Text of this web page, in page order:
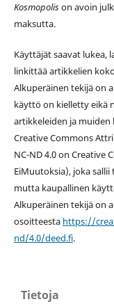
Kosmopolison avoin
maksutta.
Käyttäjät saavat lukea,
linkittää artikkelien
Alkuperäinen tekijä on
käyttö on kielletty eikä
artikkeleiden ja
Creative Commons
NC-ND 4.0 on Creative
EiMuutoksia), joka
mutta kaupallinen
Alkuperäinen tekijä on
osoitteesta https://
nd/4.0/deed.fi.
Tietoja